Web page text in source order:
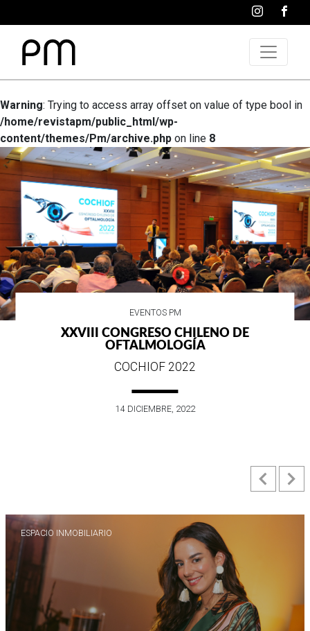
Warning: Trying to access array offset on value of type bool in
/home/revistapm/public_html/wp-
content/themes/Pm/archive.php on line 8
EVENTOS PM
XXVIII CONGRESO CHILENO DE
OFTALMOLOGÍA
COCHIOF 2022
14 DICIEMBRE, 2022
ESPACIO INMOBILIARIO